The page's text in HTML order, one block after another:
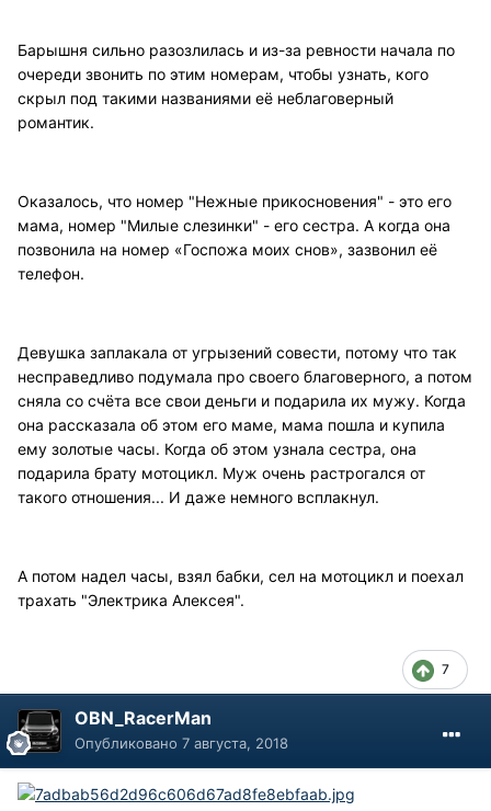
Барышня сильно разозлилась и из-за ревности начала по
очереди звонить по этим номерам, чтобы узнать, кого
скрыл под такими названиями её неблаговерный
романтик.
Оказалось, что номер "Нежные прикосновения" - это его
мама, номер "Милые слезинки" - его сестра. А когда она
позвонила на номер «Госпожа моих снов», зазвонил её
телефон.
Девушка заплакала от угрызений совести, потому что так
несправедливо подумала про своего благоверного, а потом
сняла со счёта все свои деньги и подарила их мужу. Когда
она рассказала об этом его маме, мама пошла и купила
ему золотые часы. Когда об этом узнала сестра, она
подарила брату мотоцикл. Муж очень растрогался от
такого отношения... И даже немного всплакнул.
А потом надел часы, взял бабки, сел на мотоцикл и поехал
трахать "Электрика Алексея".
7
OBN_RacerMan
Опубликовано 7 августа, 2018